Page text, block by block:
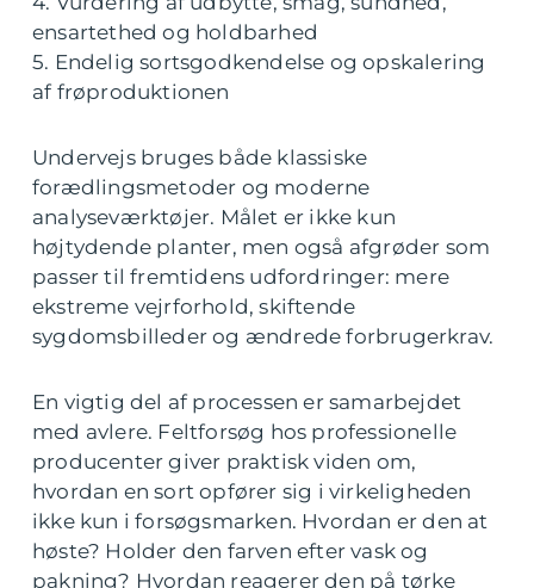
ensartethed og holdbarhed
5. Endelig sortsgodkendelse og opskalering
af frøproduktionen
Undervejs bruges både klassiske
forædlingsmetoder og moderne
analyseværktøjer. Målet er ikke kun
højtydende planter, men også afgrøder som
passer til fremtidens udfordringer: mere
ekstreme vejrforhold, skiftende
sygdomsbilleder og ændrede forbrugerkrav.
En vigtig del af processen er samarbejdet
med avlere. Feltforsøg hos professionelle
producenter giver praktisk viden om,
hvordan en sort opfører sig i virkeligheden
ikke kun i forsøgsmarken. Hvordan er den at
høste? Holder den farven efter vask og
pakning? Hvordan reagerer den på tørke